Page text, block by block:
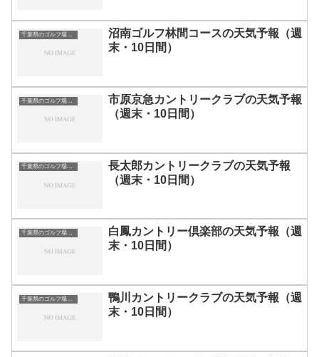
千葉県のゴルフ場一覧｜距離が長い・広いゴルフ場ランキング
沼南ゴルフ林間コースの天気予報（週
末・10日間）
千葉県のゴルフ場一覧｜距離が長い・広いゴルフ場ランキング
市原京急カントリークラブの天気予報
（週末・10日間）
千葉県のゴルフ場一覧｜距離が長い・広いゴルフ場ランキング
長太郎カントリークラブの天気予報
（週末・10日間）
千葉県のゴルフ場一覧｜距離が長い・広いゴルフ場ランキング
白鳳カントリー倶楽部の天気予報（週
末・10日間）
千葉県のゴルフ場一覧｜距離が長い・広いゴルフ場ランキング
鴨川カントリークラブの天気予報（週
末・10日間）